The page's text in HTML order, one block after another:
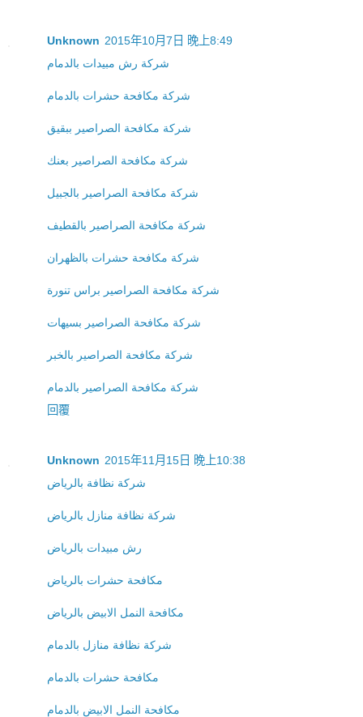
Unknown 2015年10月7日 晚上8:49
شركة رش مبيدات بالدمام
شركة مكافحة حشرات بالدمام
شركة مكافحة الصراصير ببقيق
شركة مكافحة الصراصير بعنك
شركة مكافحة الصراصير بالجبيل
شركة مكافحة الصراصير بالقطيف
شركة مكافحة حشرات بالظهران
شركة مكافحة الصراصير براس تنورة
شركة مكافحة الصراصير بسيهات
شركة مكافحة الصراصير بالخبر
شركة مكافحة الصراصير بالدمام
回覆
Unknown 2015年11月15日 晚上10:38
شركة نظافة بالرياض
شركة نظافة منازل بالرياض
رش مبيدات بالرياض
مكافحة حشرات بالرياض
مكافحة النمل الابيض بالرياض
شركة نظافة منازل بالدمام
مكافحة حشرات بالدمام
مكافحة النمل الابيض بالدمام